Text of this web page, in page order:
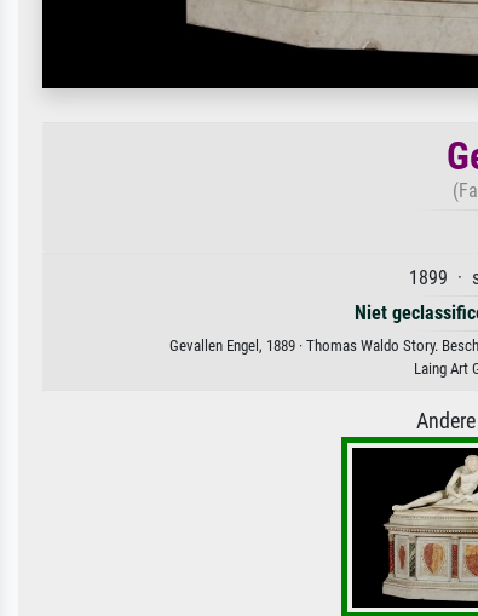
1899 ·
Niet
Gevallen Engel, 1889 · Thomas Waldo Story.
Laing Art